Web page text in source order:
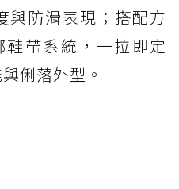
與防滑表現；搭配方
帶系統，一拉即定
俐落外型。